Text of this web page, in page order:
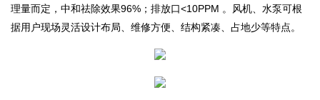
理量而定，中和祛除效果96%；排放口<10PPM 。风机、水泵可根
据用户现场灵活设计布局、维修方便、结构紧凑、占地少等特点。